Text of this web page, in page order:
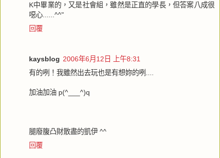
K中畢業的，又是社會組，雖然是正直的學長，但答案八成很
噁心......^^"
回覆
kaysblog 2006年6月12日 上午8:31
有的咧！我雖然出去玩也是有想妳的咧....
加油加油 p(^___^)q
腿廢腹凸財散盡的凱伊 ^^
回覆